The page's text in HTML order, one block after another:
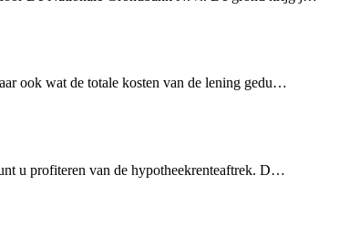
ook wat de totale kosten van de lening gedu…
u profiteren van de hypotheekrenteaftrek. D…